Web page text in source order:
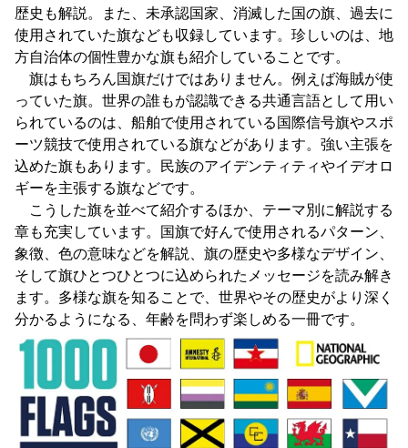
歴史も解説。また、未承認国家、消滅した国の旗、過去に
使用されていた旗なども収録しています。珍しいのは、地
方自治体の個性豊かな旗も紹介していることです。
旗はもちろん国旗だけではありません。例えば海賊が使
っていた旗。世界の誰もが認識できる共通言語として用い
られているのは、船舶で使用されている国際信号旗やスポ
ーツ競技で使用されている旗などがあります。強い主張を
込めた旗もあります。民族のアイデンティティやイデオロ
ギーを主張する旗などです。
こうした旗を並べて紹介するほか、テーマ別に解説する
章も充実しています。国旗で好んで使用されるパターン、
象徴、色の意味などを解説、旗の歴史や多様なデザイン、
そして旗ひとつひとつに込められたメッセージを読み解き
ます。多様な旗を知ることで、世界やその歴史がより深く
分かるようになる、年齢を問わず楽しめる一冊です。